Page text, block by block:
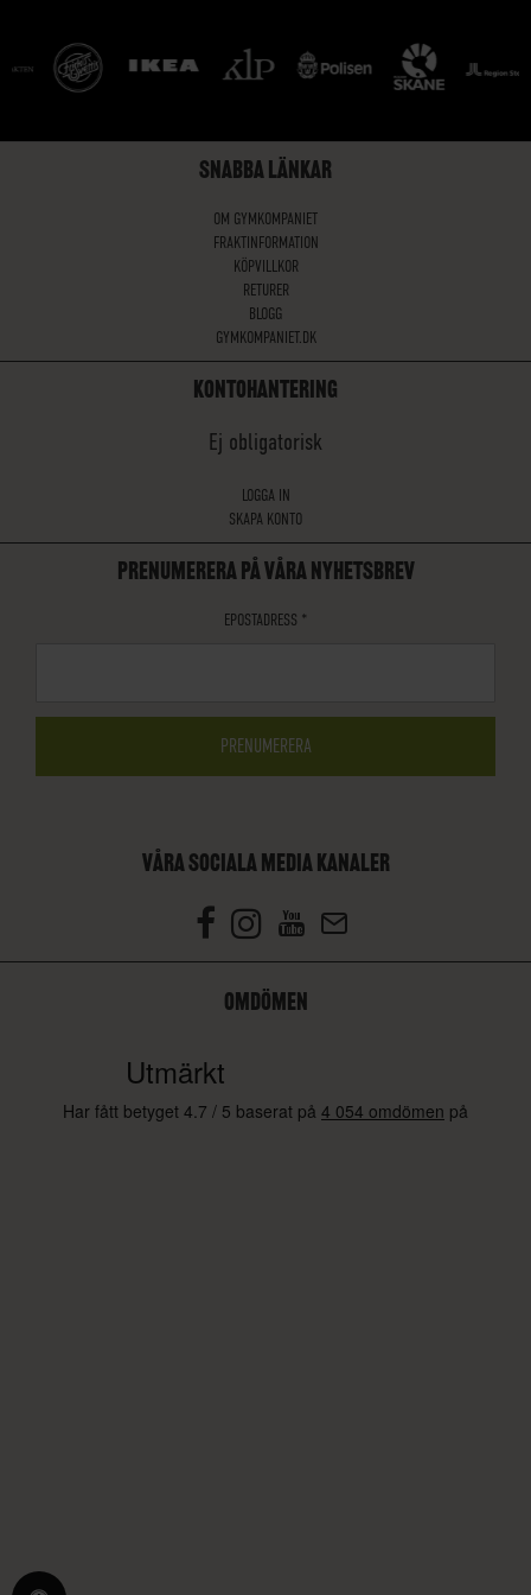
SNABBA LÄNKAR
OM GYMKOMPANIET
FRAKTINFORMATION
KÖPVILLKOR
RETURER
BLOGG
GYMKOMPANIET.DK
KONTOHANTERING
Ej obligatorisk
LOGGA IN
SKAPA KONTO
PRENUMERERA PÅ VÅRA NYHETSBREV
EPOSTADRESS *
VÅRA SOCIALA MEDIA KANALER
OMDÖMEN